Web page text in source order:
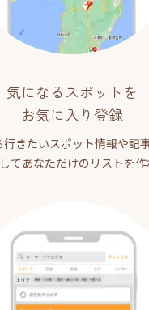
気になるスポットを
お気に入り登録
行きたいスポット情報や記
てあなただけのリストを作